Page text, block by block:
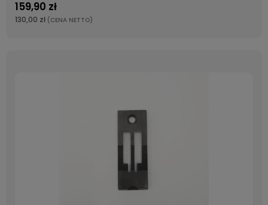
159,90 zł
130,00 zł (CENA NETTO)